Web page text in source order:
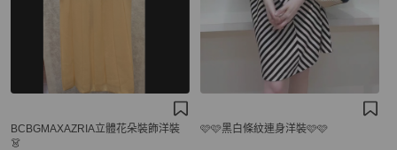
BCBGMAXAZRIA立體花朵裝飾洋裝
👗
🩷🩷黑白條紋連身洋裝🩷🩷